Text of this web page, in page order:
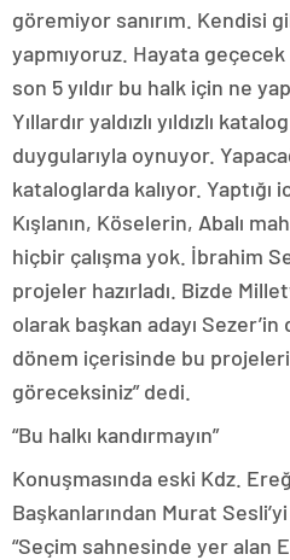
göremiyor sanırım. Kendisi
yapmıyoruz. Hayata
son 5 yıldır bu halk için ne
Yıllardır yaldızlı yıldızlı
duygularıyla oynuyor.
kataloglarda kalıyor. Yaptığı
Kışlanın, Köselerin, Abalı
hiçbir çalışma yok. İbrahim
projeler hazırladı. Bizde
olarak başkan adayı Sezer’in
dönem içerisinde bu
göreceksiniz” dedi.
“Bu halkı kandırmayın”
Konuşmasında eski Kdz.
Başkanlarından Murat
“Seçim sahnesinde yer alan